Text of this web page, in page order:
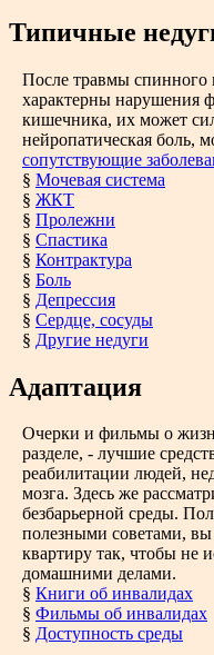
Типичные
После травмы спинного
характерны нарушения
кишечника, их может
нейропатическая боль,
сопутствующие
§ Мочевая система
§ ЖКТ
§ Пролежни
§ Спастика
§ Контрактура
§ Боль
§ Депрессия
§ Сердце, сосуды
§ Другие недуги
Адаптация
Очерки и фильмы о
разделе, - лучшие
реабилитации людей,
мозга. Здесь же
безбарьерной среды.
полезными советами,
квартиру так, чтобы не
домашними делами.
§ Книги об инвалидах
§ Фильмы об инвалидах
§ Доступность среды